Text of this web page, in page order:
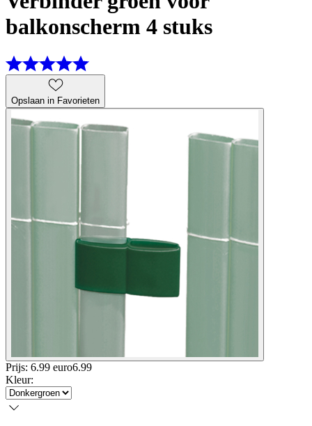
balkonscherm 4 stuks
Opslaan in Favorieten
Prijs: 6.99 euro6.99
Kleur: